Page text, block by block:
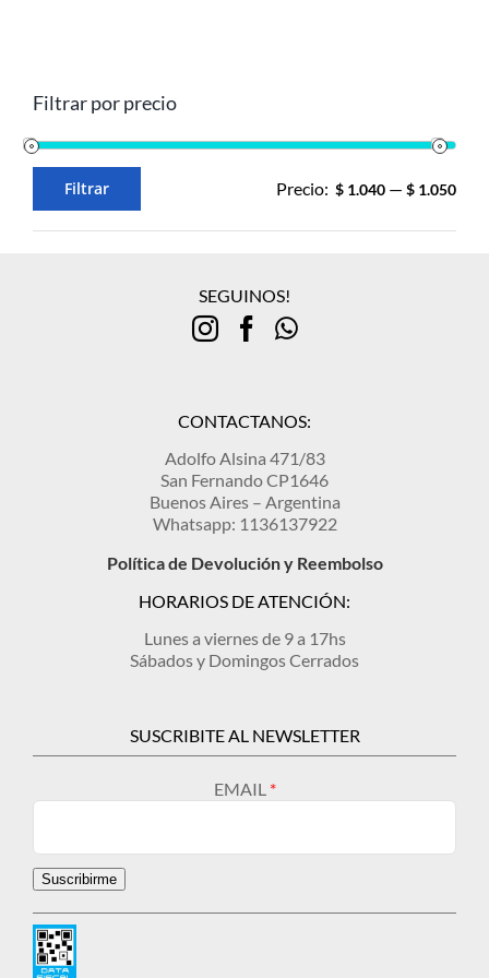
Filtrar por precio
Precio
PrecioFiltrar Precio: $ 1.040 — $ 1.050
SEGUINOS!
CONTACTANOS:
Adolfo Alsina 471/83
San Fernando CP1646
Buenos Aires – Argentina
Whatsapp: 1136137922
Política de Devolución y Reembolso
HORARIOS DE ATENCIÓN:
Lunes a viernes de 9 a 17hs
Sábados y Domingos Cerrados
SUSCRIBITE AL NEWSLETTER
EMAIL
Suscribirme